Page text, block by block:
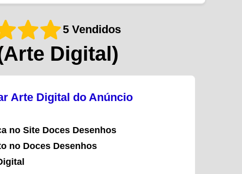
5 Vendidos
Digital)
Arte Digital do Anúncio
no Site Doces Desenhos
no Doces Desenhos